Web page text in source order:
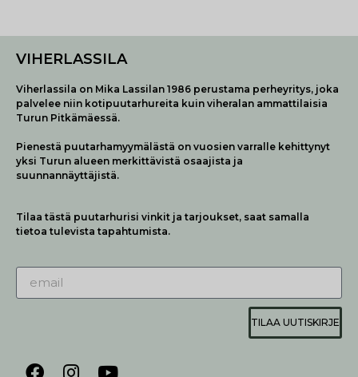
VIHERLASSILA
Viherlassila on Mika Lassilan 1986 perustama perheyritys, joka
palvelee niin kotipuutarhureita kuin viheralan ammattilaisia
Turun Pitkämäessä.
Pienestä puutarhamyymälästä on vuosien varralle kehittynyt
yksi Turun alueen merkittävistä osaajista ja
suunnannäyttäjistä.
Tilaa tästä puutarhurisi vinkit ja tarjoukset, saat samalla
tietoa tulevista tapahtumista.
TILAA UUTISKIRJE